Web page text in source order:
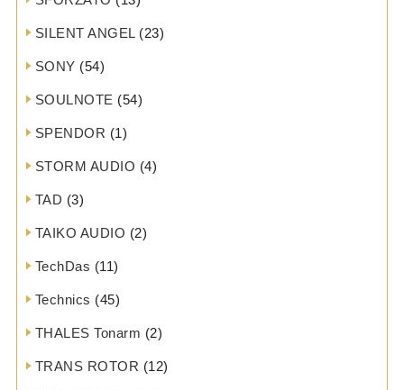
SILENT ANGEL(23)
SONY (54)
SOULNOTE (54)
SPENDOR (1)
STORM AUDIO (4)
TAD (3)
TAIKO AUDIO (2)
TechDas (11)
Technics (45)
THALES Tonarm (2)
TRANS ROTOR (12)